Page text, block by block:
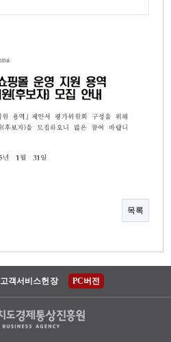
목록
고객서비스헌장 PC버전